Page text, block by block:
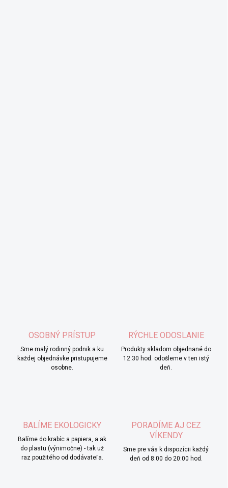
OSOBNÝ PRÍSTUP
Sme malý rodinný podnik a ku
každej objednávke pristupujeme
osobne.
RÝCHLE ODOSLANIE
Produkty skladom objednané do
12:30 hod. odošleme v ten istý
deň.
BALÍME EKOLOGICKY
Balíme do krabíc a papiera, a ak
do plastu (výnimočne) - tak už
raz použitého od dodávateľa.
PORADÍME AJ CEZ
VÍKENDY
Sme pre vás k dispozícii každý
deň od 8:00 do 20:00 hod.